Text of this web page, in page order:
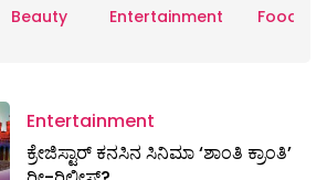
Beauty Entertainment Food
Entertainment
ಕ್ರೇಜಿಸ್ಟಾರ್ ಕನಸಿನ ಸಿನಿಮಾ ‘ಶಾಂತಿ ಕ್ರಾಂತಿ’